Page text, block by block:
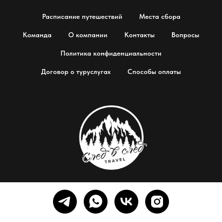
Расписание путешествий Места сбора
Команда О компании Контакты Вопросы
Политика конфиденциальности
Договор о туруслугах Способы оплаты